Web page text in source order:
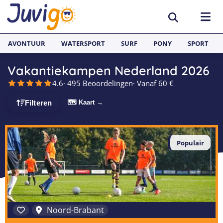
ACTIVITEITEN
Avonturenkampen
Watersportkampen
Game Kampen
Hockeykampen
Voetbalkampen
Kanokampen
BESTEMMINGEN
Nederland
België
Spanje
Frankrijk
Engeland
Zweden
TAALVAKANTIES
Taalreizen van Juvigo
Taalkampen Engels
Taalreizen Engels
Taalreizen Spaans
SURFKAMPEN
Surfkampen Nederland
Surfkampen Spanje
Surfkampen Frankrijk
JONGERENREIZEN
AVONTUUR WATERSPORT SURF PONY SPORT
Vakantiekampen Nederland 2026
4.6· 495 Beoordelingen· Vanaf 60 €
Filteren 🗺 Kaart →
Populair
Noord-Brabant